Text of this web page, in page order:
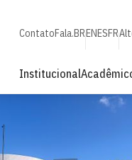
ContatoFala.BRENESFR
Institucional